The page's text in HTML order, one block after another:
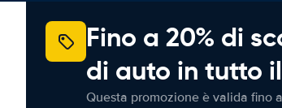
Fino a 20% di
di auto in tutto
Questa promozione è valida fino